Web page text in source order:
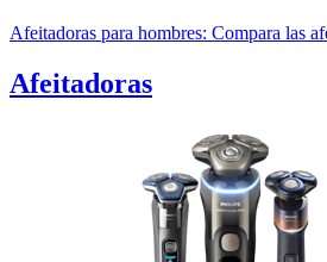
Afeitadoras para hombres: Compara las
Afeitadoras